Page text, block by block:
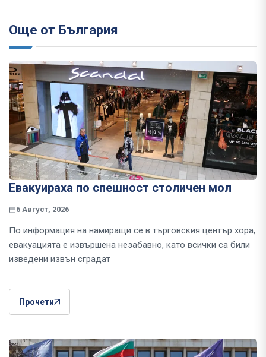
Още от България
Евакуираха по спешност столичен мол
6 Август, 2026
По информация на намиращи се в търговския център хора,
евакуацията е извършена незабавно, като всички са били
изведени извън сградат
Прочети